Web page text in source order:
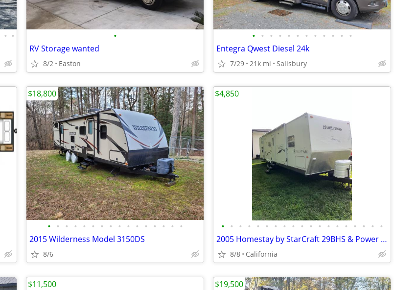
• • •
RV Storage wanted
8/2 Easton
• • • • • • • • • • • •
Entegra Qwest Diesel 24k
7/29 21k mi Salisbury
• • • • • • • • • • • • • • • •
2015 Wilderness Model 3150DS
8/6
$18,800
• • • • • • • • • • • • • • • • • • •
2005 Homestay by StarCraft 29BHS & Power slide out
8/8 California
$4,850
$11,500 $19,500